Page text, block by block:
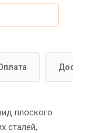
плоского
сталей,